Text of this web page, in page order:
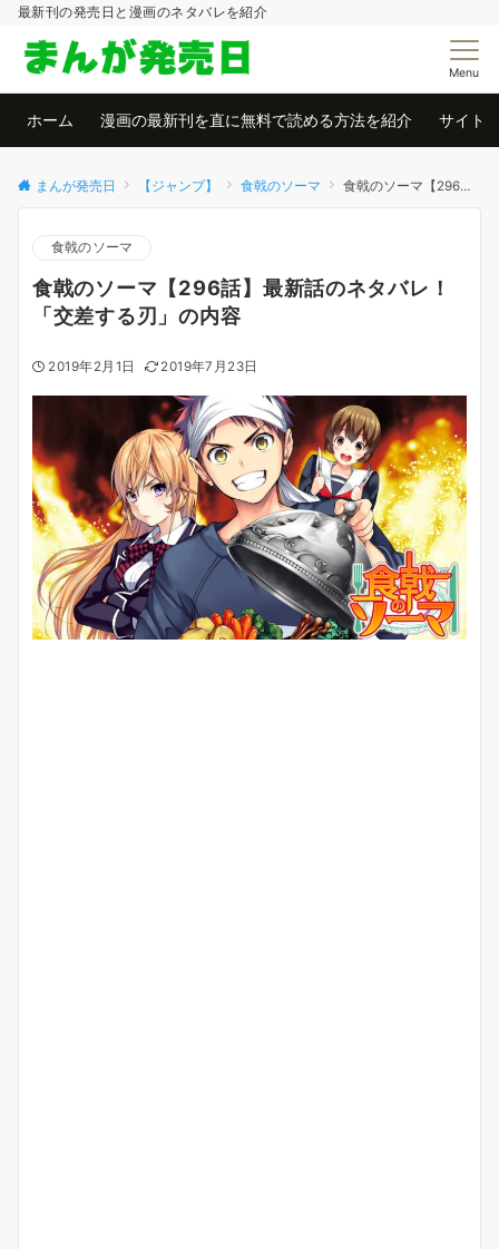
最新刊の発売日と漫画のネタバレを紹介
Menu
ホーム 漫画の最新刊を直に無料で読める方法を紹介 サイト
まんが発売日 【ジャンプ】 食戟のソーマ 食戟のソーマ【296話】最新話のネタバレ！「交差する刃」の内容
食戟のソーマ
食戟のソーマ【296話】最新話のネタバレ！
「交差する刃」の内容
2019年2月1日 2019年7月23日